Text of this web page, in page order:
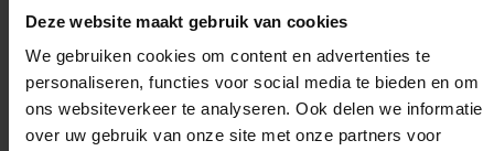
Deze website maakt gebruik van cookies
We gebruiken cookies om content en advertenties te
personaliseren, functies voor social media te bieden en om
ons websiteverkeer te analyseren. Ook delen we informatie
over uw gebruik van onze site met onze partners voor
Wij kunnen je helpen!